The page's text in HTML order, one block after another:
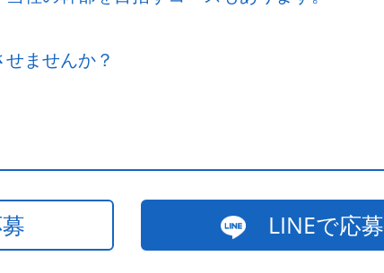
ませんか？
LINEで応募